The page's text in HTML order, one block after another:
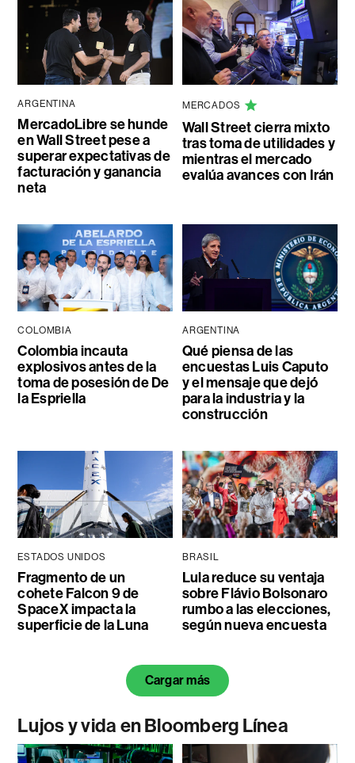
ARGENTINA
MercadoLibre se hunde
en Wall Street pese a
superar expectativas de
facturación y ganancia
neta
MERCADOS
Wall Street cierra mixto
tras toma de utilidades y
mientras el mercado
evalúa avances con Irán
COLOMBIA
Colombia incauta
explosivos antes de la
toma de posesión de De
la Espriella
ARGENTINA
Qué piensa de las
encuestas Luis Caputo
y el mensaje que dejó
para la industria y la
construcción
ESTADOS UNIDOS
Fragmento de un
cohete Falcon 9 de
SpaceX impacta la
superficie de la Luna
BRASIL
Lula reduce su ventaja
sobre Flávio Bolsonaro
rumbo a las elecciones,
según nueva encuesta
Cargar más
Lujos y vida en Bloomberg Línea